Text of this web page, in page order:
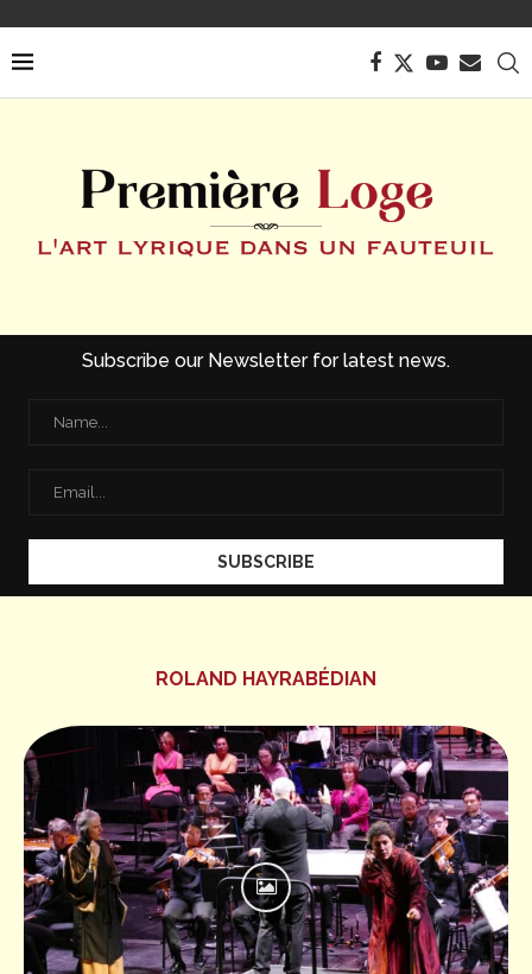
Subscribe our Newsletter for latest news.
ROLAND HAYRABÉDIAN